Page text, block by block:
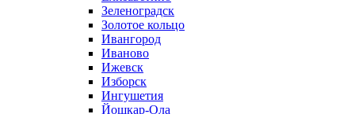
Зеленоградск
Золотое кольцо
Ивангород
Иваново
Ижевск
Изборск
Ингушетия
Йошкар-Ола